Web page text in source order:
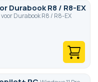
Durabook R8 / R8-EX
Durabook R8 / R8-EX